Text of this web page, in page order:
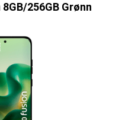
256GB Grønn